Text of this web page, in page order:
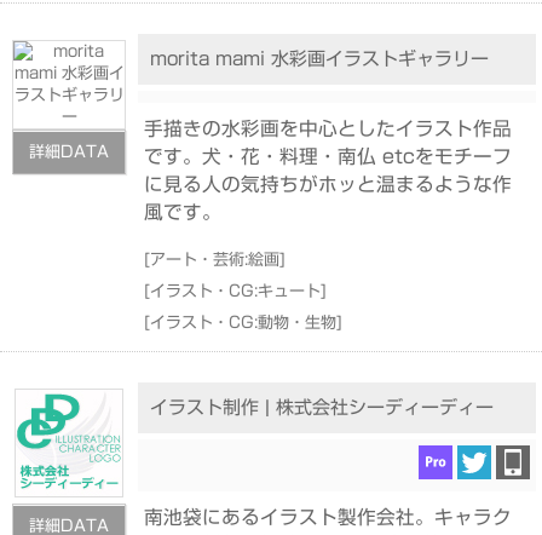
詳細DATA
morita mami 水彩画イラストギャラリー
手描きの水彩画を中心としたイラスト作品
です。犬・花・料理・南仏 etcをモチーフ
に見る人の気持ちがホッと温まるような作
風です。
[アート・芸術:絵画]
[イラスト・CG:キュート]
[イラスト・CG:動物・生物]
詳細DATA
イラスト制作 | 株式会社シーディーディー
南池袋にあるイラスト製作会社。キャラク